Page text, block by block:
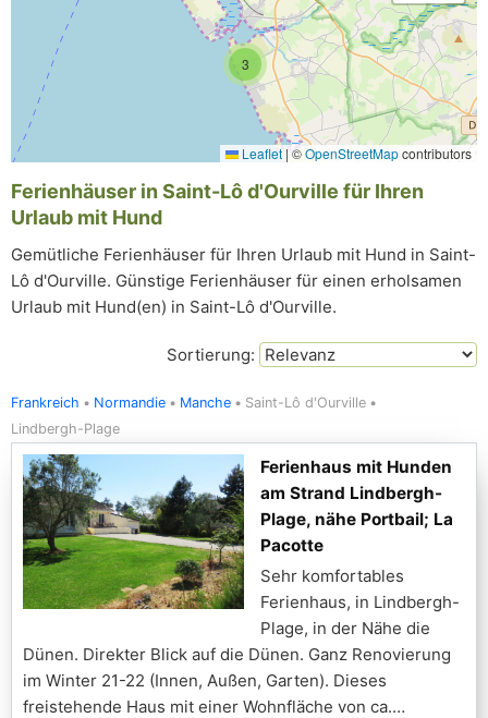
3
Leaflet |©OpenStreetMapcontributors
Ferienhäuser in Saint-Lô d'Ourville für Ihren
Urlaub mit Hund
Gemütliche Ferienhäuser für Ihren Urlaub mit Hund in Saint-
Lô d'Ourville. Günstige Ferienhäuser für einen erholsamen
Urlaub mit Hund(en) in Saint-Lô d'Ourville.
Sortierung:
Frankreich Normandie Manche
Saint-Lô d'Ourville
Lindbergh-Plage
Ferienhaus mit Hunden
am Strand Lindbergh-
Plage, nähe Portbail; La
Pacotte
Sehr komfortables
Ferienhaus, in Lindbergh-
Plage, in der Nähe die
Dünen. Direkter Blick auf die Dünen. Ganz Renovierung
im Winter 21-22 (Innen, Außen, Garten). Dieses
freistehende Haus mit einer Wohnfläche von ca.